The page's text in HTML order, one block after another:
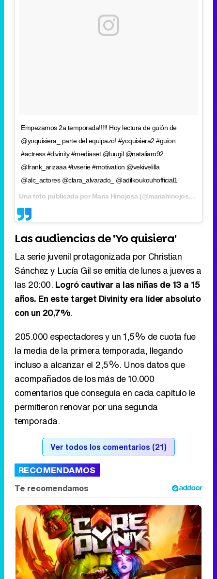
Empezamos 2a temporada!!!!! Hoy lectura de guión de
@yoquisiera_ parte del equipazo! #yoquisiera2 #guion
#actress #divinity #mediaset @luugil @nataliaro92
@frank_arizaaa #tvserie #motivation @vekivelilla
@alc_actores @clara_alvarado_ @adilkoukouhofficial1
Una foto publicada por Maria Hinojosa (@mariahinojosaj) el
Las audiencias de 'Yo quisiera'
La serie juvenil protagonizada por Christian
Sánchez y Lucía Gil se emitía de lunes a jueves a
las 20:00. Logró cautivar a las niñas de 13 a 15
años. En este target Divinity era líder absoluto
con un 20,7%.
205.000 espectadores y un 1,5% de cuota fue
la media de la primera temporada, llegando
incluso a alcanzar el 2,5%. Unos datos que
acompañados de los más de 10.000
comentarios que conseguía en cada capítulo le
permitieron renovar por una segunda
temporada.
Ver todos los comentarios (21)
RECOMENDAMOS